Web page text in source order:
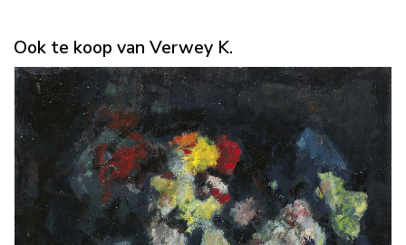
Ook te koop van Verwey K.